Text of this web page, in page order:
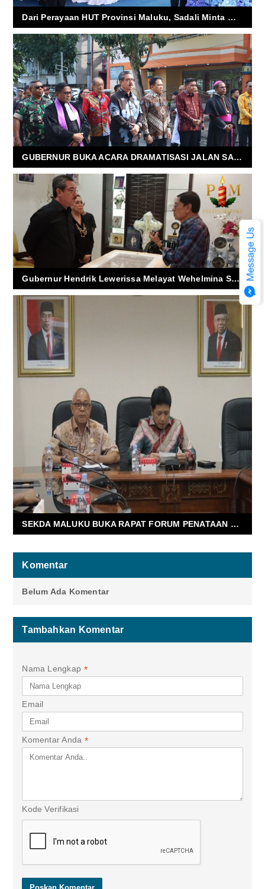
Dari Perayaan HUT Provinsi Maluku, Sadali Minta Wariskan Semangat Pattimura
GUBERNUR BUKA ACARA DRAMATISASI JALAN SALIB HIDUP OIKUMENE 2025
Gubernur Hendrik Lewerissa Melayat Wehelmina Sahuburua, Istri Mantan Wakil Gubernur Maluku Tutup Usia
SEKDA MALUKU BUKA RAPAT FORUM PENATAAN RUANG PROVINSI MALUKU
Komentar
Belum Ada Komentar
Tambahkan Komentar
Nama Lengkap *
Email
Komentar Anda *
Kode Verifikasi